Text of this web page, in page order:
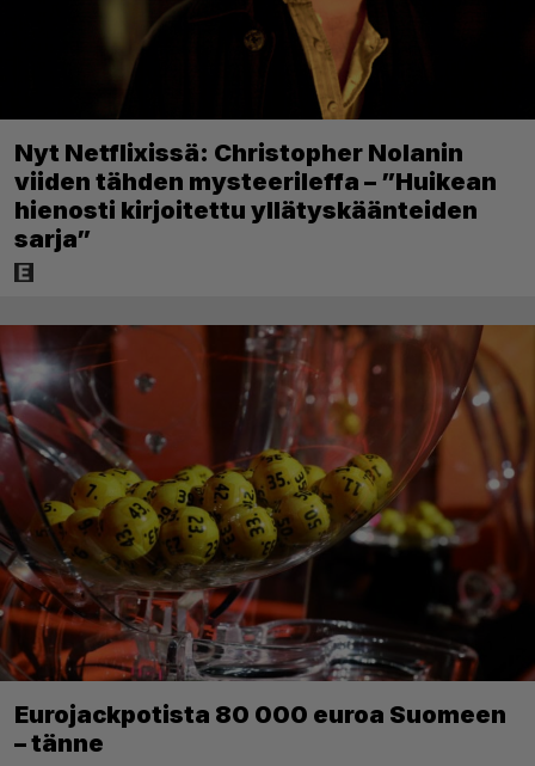
Nyt Netflixissä: Christopher Nolanin
viiden tähden mysteerileffa – ”Huikean
hienosti kirjoitettu yllätyskäänteiden
sarja”
Eurojackpotista 80 000 euroa Suomeen
– tänne